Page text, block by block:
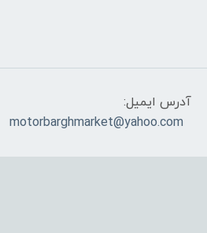
آدرس ایمیل:
motorbarghmarket@yahoo.com